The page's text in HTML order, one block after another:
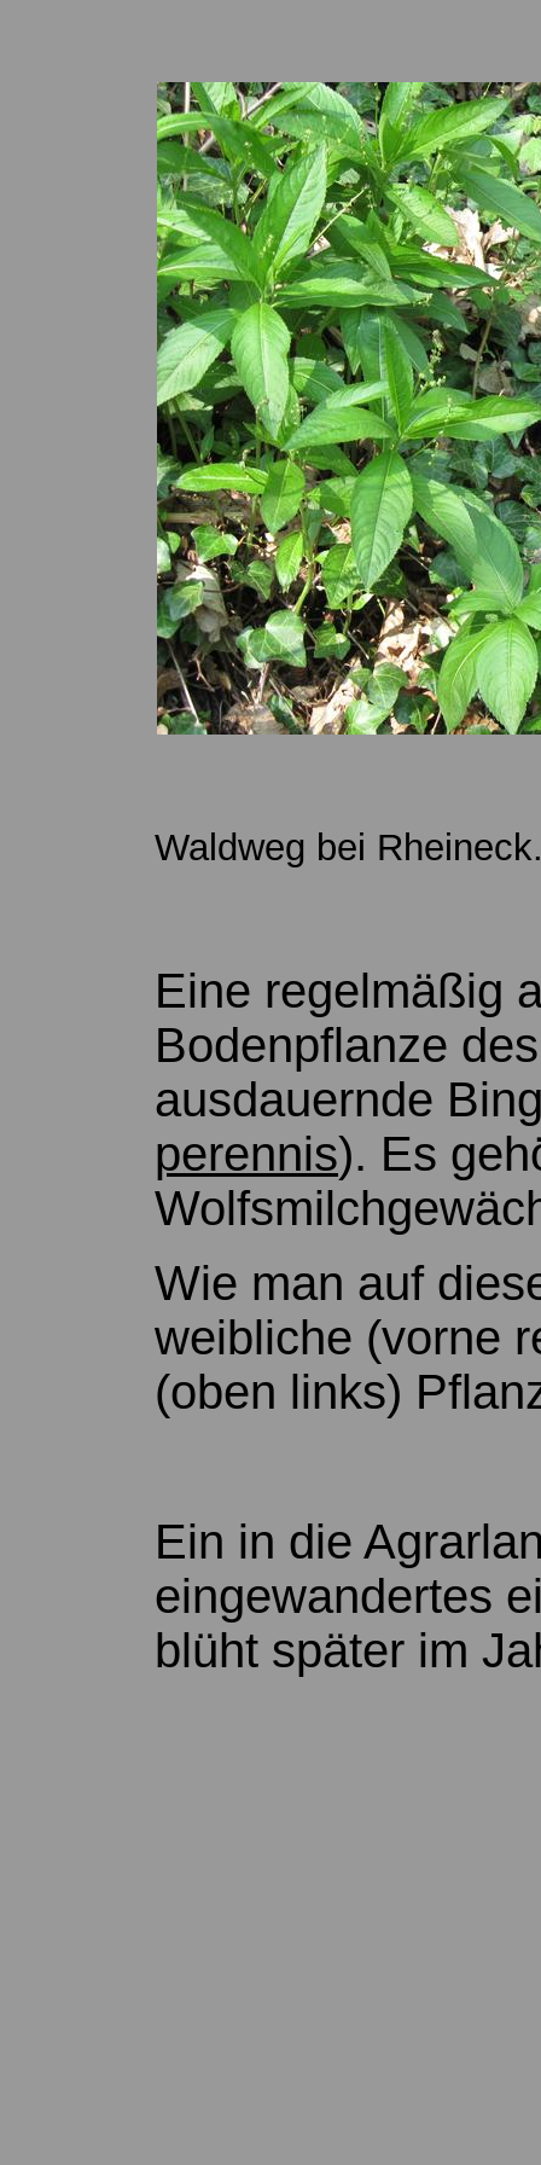
Waldweg bei
Eine regelmäßig
Bodenpflanze
ausdauernde
perennis). Es
Wie man auf
weibliche (vorne
(oben links)
Ein in die
eingewandertes
blüht später im